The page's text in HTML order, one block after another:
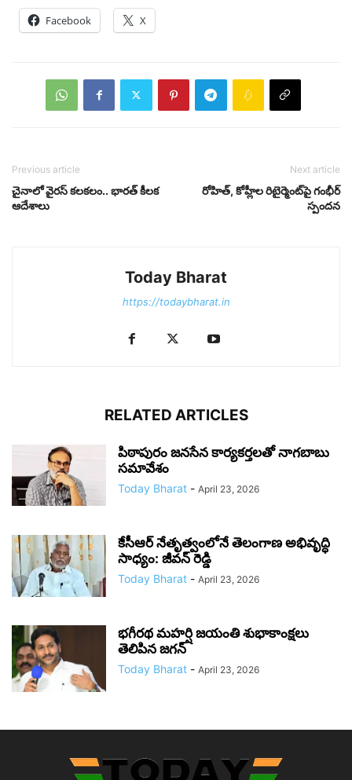
Facebook X
Previous article
చైనాలో వైరస్ కలకలం.. భారత్ కీలక
ఆదేశాలు
Next article
రోహిత్, కోహ్లీల రిటైర్మెంట్‌పై గంభీర్
స్పందన
Today Bharat
https://todaybharat.in
RELATED ARTICLES
పిఠాపురం జనసేన కార్యకర్తలతో నాగబాబు
సమావేశం
Today Bharat - April 23, 2026
కేసీఆర్ నేతృత్వంలోనే తెలంగాణ అభివృద్ధి
సాధ్యం: జీవన్ రెడ్డి
Today Bharat - April 23, 2026
భగీరథ మహర్షి జయంతి శుభాకాంక్షలు
తెలిపిన జగన్‌
Today Bharat - April 23, 2026